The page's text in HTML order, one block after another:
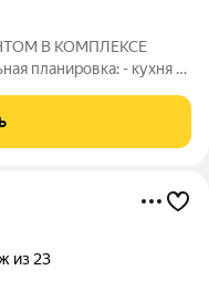
В КОМПЛЕКСЕ
планировка: - кухня -
сделан
из 23